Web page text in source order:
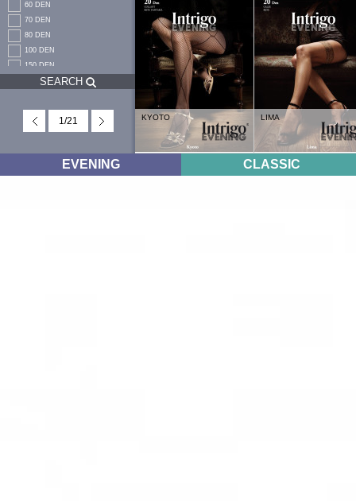
60 DEN
70 DEN
80 DEN
100 DEN
150 DEN
200 DENSEARCH
1/21 KYOTO LIMA
EVENING CLASSIC